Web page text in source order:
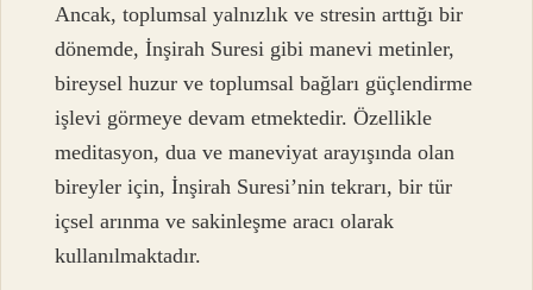
Ancak, toplumsal yalnızlık ve stresin arttığı bir
dönemde, İnşirah Suresi gibi manevi metinler,
bireysel huzur ve toplumsal bağları güçlendirme
işlevi görmeye devam etmektedir. Özellikle
meditasyon, dua ve maneviyat arayışında olan
bireyler için, İnşirah Suresi’nin tekrarı, bir tür
içsel arınma ve sakinleşme aracı olarak
kullanılmaktadır.